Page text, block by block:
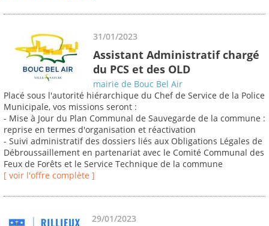
31/01/2023
Assistant Administratif chargé
du PCS et des OLD
mairie de Bouc Bel Air
Placé sous l'autorité hiérarchique du Chef de Service de la Police
Municipale, vos missions seront :
- Mise à Jour du Plan Communal de Sauvegarde de la commune :
reprise en termes d'organisation et réactivation
- Suivi administratif des dossiers liés aux Obligations Légales de
Débroussaillement en partenariat avec le Comité Communal des
Feux de Forêts et le Service Technique de la commune
[ voir l'offre complète ]
29/01/2023